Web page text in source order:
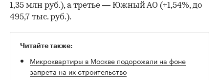
1,35 млн руб.), а третье — Южный АО (+1,54%, до
495,7 тыс. руб.).
Читайте также:
Микроквартиры в Москве подорожали на фоне
запрета на их строительство